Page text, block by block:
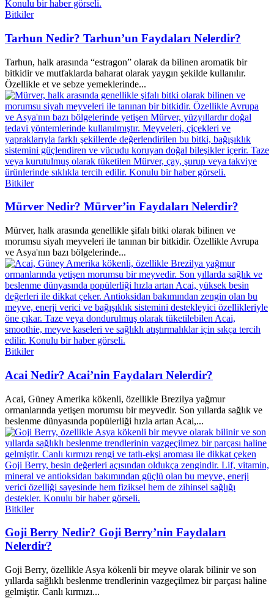
Bitkiler
Tarhun Nedir? Tarhun’un Faydaları Nelerdir?
Tarhun, halk arasında “estragon” olarak da bilinen aromatik bir
bitkidir ve mutfaklarda baharat olarak yaygın şekilde kullanılır.
Özellikle et ve sebze yemeklerinde...
Bitkiler
Mürver Nedir? Mürver’in Faydaları Nelerdir?
Mürver, halk arasında genellikle şifalı bitki olarak bilinen ve
morumsu siyah meyveleri ile tanınan bir bitkidir. Özellikle Avrupa
ve Asya'nın bazı bölgelerinde...
Bitkiler
Acai Nedir? Acai’nin Faydaları Nelerdir?
Acai, Güney Amerika kökenli, özellikle Brezilya yağmur
ormanlarında yetişen morumsu bir meyvedir. Son yıllarda sağlık ve
beslenme dünyasında popülerliği hızla artan Acai,...
Bitkiler
Goji Berry Nedir? Goji Berry’nin Faydaları
Nelerdir?
Goji Berry, özellikle Asya kökenli bir meyve olarak bilinir ve son
yıllarda sağlıklı beslenme trendlerinin vazgeçilmez bir parçası haline
gelmiştir. Canlı kırmızı...